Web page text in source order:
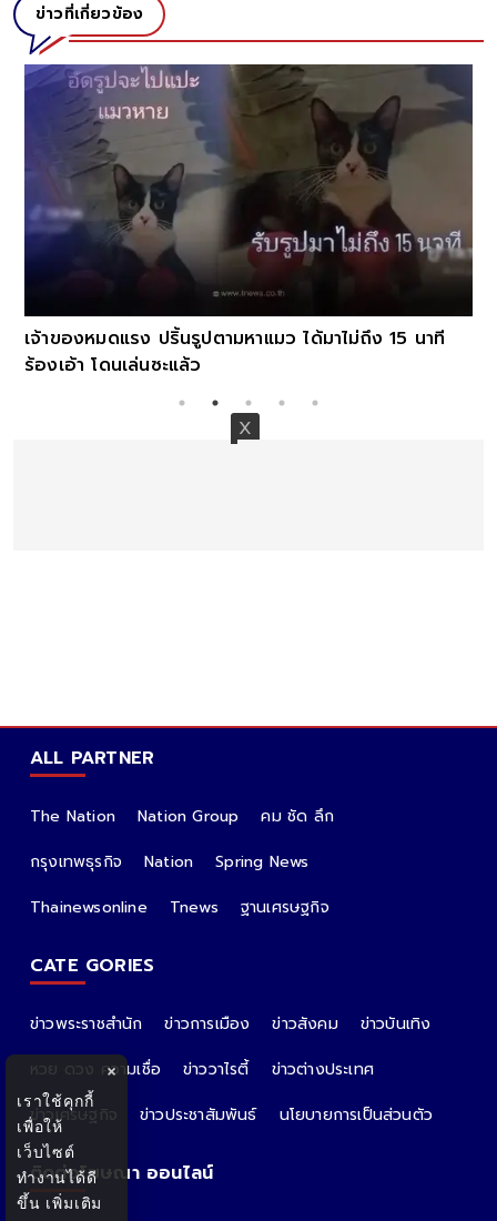
ข่าวที่เกี่ยวข้อง
เจ้าของหมดแรง ปริ้นรูปตามหาแมว ได้มาไม่ถึง 15 นาที
ร้องเอ้า โดนเล่นซะแล้ว
ALL PARTNER
The Nation Nation Group
คม ชัด ลึก
กรุงเทพธุรกิจ
Nation
Spring News
Thainewsonline
Tnews ฐานเศรษฐกิจ
CATE GORIES
ข่าวพระราชสำนัก ข่าวการเมือง ข่าวสังคม
ข่าวบันเทิง
หวย ดวง ความเชื่อ
ข่าววาไรตี้
ข่าวต่างประเทศ
ข่าวเศรษฐกิจ
ข่าวประชาสัมพันธ์ นโยบายการเป็นส่วนตัว
ติดต่อโฆษณา ออนไลน์
×
เราใช้คุกกี้
เพื่อให้
เว็บไซต์
ทำงานได้ดี
ขึ้น เพิ่มเติม